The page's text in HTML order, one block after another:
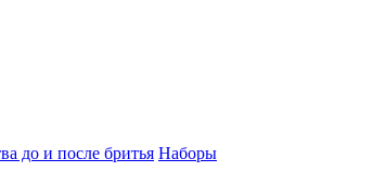
до и после бритья Наборы